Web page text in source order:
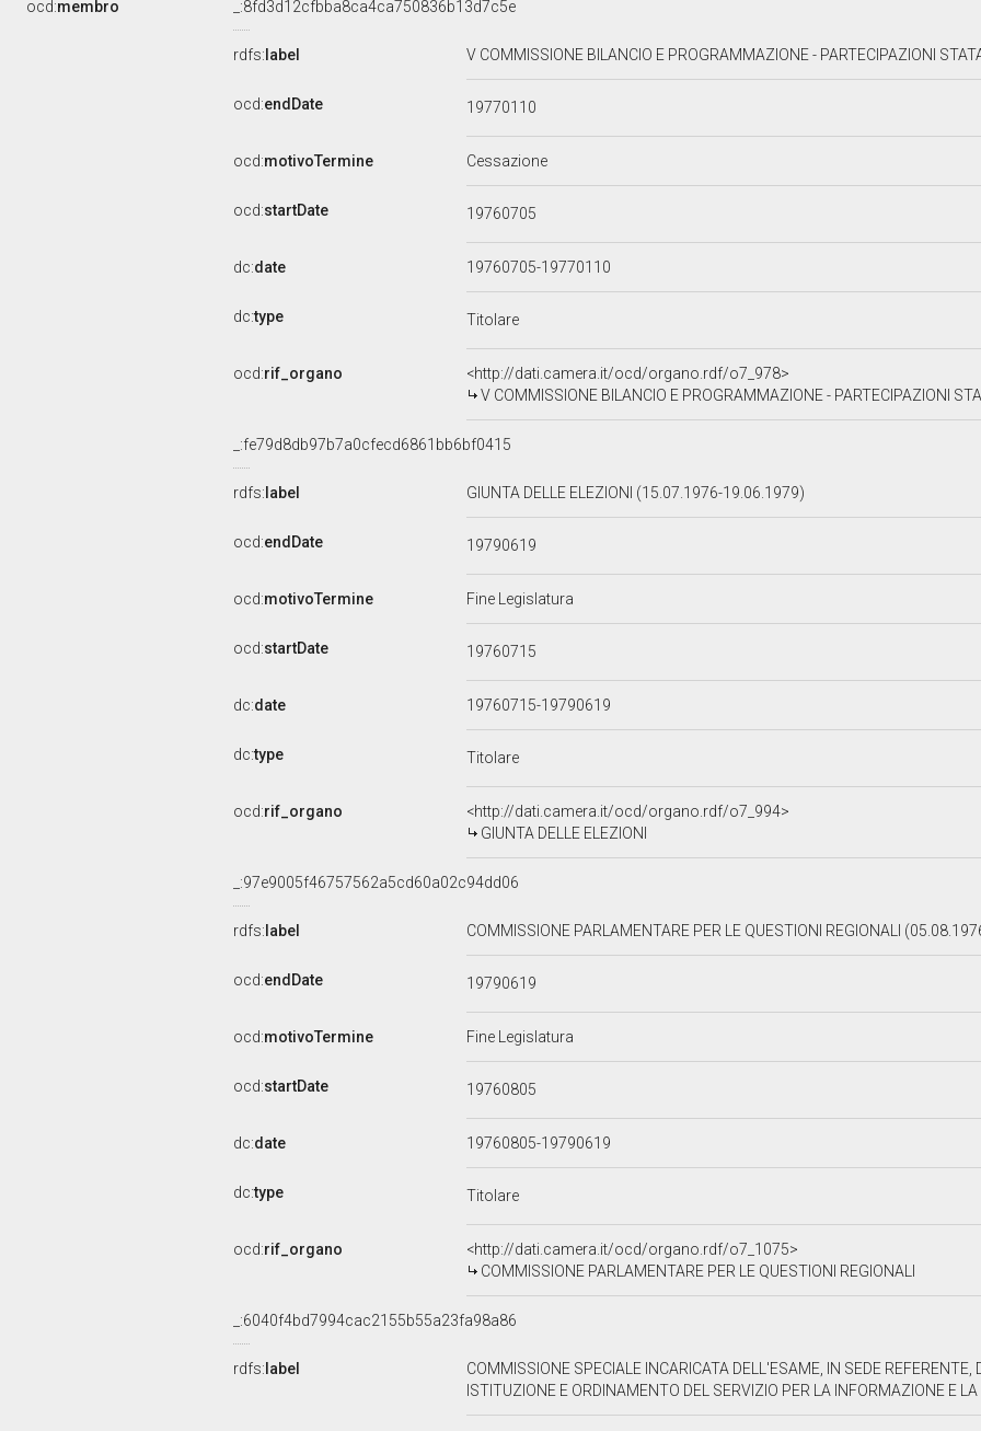
ocd:membro _:8fd3d12cfbba8ca4ca750836b13d7c5e
rdfs: label V COMMISSIONE BILANCIO E PROGRAMMAZIONE - PARTECIPAZIONI
ocd:endDate 19770110
ocd:motivoTermine Cessazione
ocd:startDate 19760705
dc:date 19760705-19770110
dc:type Titolare
ocd:rif_organo
<http://dati.camera.it/ocd/organo.rdf/o7_978>
V COMMISSIONE BILANCIO E PROGRAMMAZIONE - PARTECIPAZIONI
_:fe79d8db97b7a0cfecd6861bb6bf0415
rdfs: label GIUNTA DELLE ELEZIONI (15.07.1976-19.06.1979)
ocd:endDate 19790619
ocd:motivoTermine Fine Legislatura
ocd:startDate 19760715
dc:date 19760715-19790619
dc:type Titolare
ocd:rif_organo
<http://dati.camera.it/ocd/organo.rdf/o7_994>
GIUNTA DELLE ELEZIONI
_:97e9005f46757562a5cd60a02c94dd06
rdfs: label COMMISSIONE PARLAMENTARE PER LE QUESTIONI REGIONALI
ocd:endDate 19790619
ocd:motivoTermine Fine Legislatura
ocd:startDate 19760805
dc:date 19760805-19790619
dc:type Titolare
ocd:rif_organo
<http://dati.camera.it/ocd/organo.rdf/o7_1075>
COMMISSIONE PARLAMENTARE PER LE QUESTIONI REGIONALI
_:6040f4bd7994cac2155b55a23fa98a86
rdfs: label
COMMISSIONE SPECIALE INCARICATA DELL'ESAME, IN SEDE
ISTITUZIONE E ORDINAMENTO DEL SERVIZIO PER LA INFORMAZIONE E